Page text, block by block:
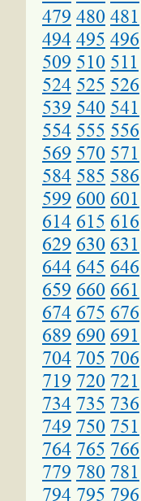
479 480 481
494 495 496
509 510 511
524 525 526
539 540 541
554 555 556
569 570 571
584 585 586
599 600 601
614 615 616
629 630 631
644 645 646
659 660 661
674 675 676
689 690 691
704 705 706
719 720 721
734 735 736
749 750 751
764 765 766
779 780 781
794 795 796